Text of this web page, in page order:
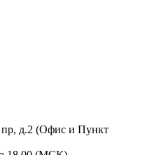
д.2 (Офис и Пункт